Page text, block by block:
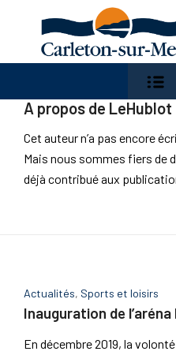
A propos de LeHublot
Cet auteur n’a pas encore
Mais nous sommes fiers de
déjà contribué aux
Actualités, Sports et loisirs
Inauguration de
En décembre 2019, la